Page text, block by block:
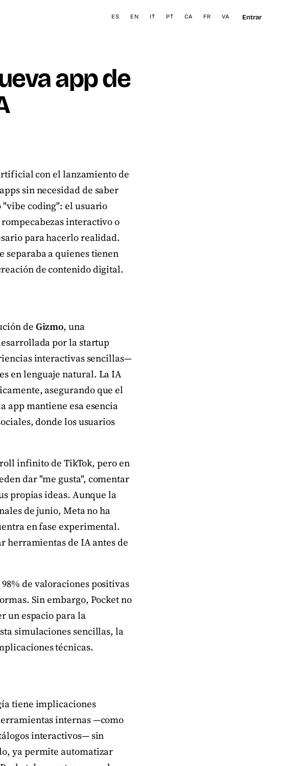
ES EN IT PT CA FR VA Entrar
app de
con el lanzamiento de
sin necesidad de saber
"vibe coding": el usuario
interactivo o
para hacerlo realidad.
a quienes tienen
de contenido digital.
de Gizmo, una
por la startup
interactivas sencillas—
en lenguaje natural. La IA
asegurando que el
app mantiene esa esencia
donde los usuarios
infinito de TikTok, pero en
dar "me gusta", comentar
propias ideas. Aunque la
de junio, Meta no ha
en fase experimental.
herramientas de IA antes de
de valoraciones positivas
Sin embargo, Pocket no
un espacio para la
simulaciones sencillas, la
técnicas.
tiene implicaciones
internas —como
interactivos— sin
ya permite automatizar